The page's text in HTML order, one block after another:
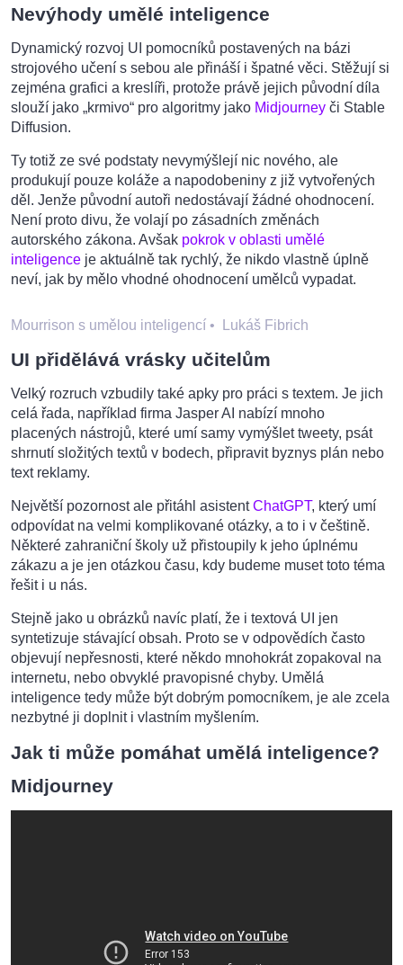
Nevýhody umělé inteligence
Dynamický rozvoj UI pomocníků postavených na bázi
strojového učení s sebou ale přináší i špatné věci. Stěžují si
zejména grafici a kreslíři, protože právě jejich původní díla
slouží jako „krmivo“ pro algoritmy jako Midjourney či Stable
Diffusion.
Ty totiž ze své podstaty nevymýšlejí nic nového, ale
produkují pouze koláže a napodobeniny z již vytvořených
děl. Jenže původní autoři nedostávají žádné ohodnocení.
Není proto divu, že volají po zásadních změnách
autorského zákona. Avšak pokrok v oblasti umělé
inteligence je aktuálně tak rychlý, že nikdo vlastně úplně
neví, jak by mělo vhodné ohodnocení umělců vypadat.
Mourrison s umělou inteligencí • Lukáš Fibrich
UI přidělává vrásky učitelům
Velký rozruch vzbudily také apky pro práci s textem. Je jich
celá řada, například firma Jasper AI nabízí mnoho
placených nástrojů, které umí samy vymýšlet tweety, psát
shrnutí složitých textů v bodech, připravit byznys plán nebo
text reklamy.
Největší pozornost ale přitáhl asistentChatGPT, který umí
odpovídat na velmi komplikované otázky, a to i v češtině.
Některé zahraniční školy už přistoupily k jeho úplnému
zákazu a je jen otázkou času, kdy budeme muset toto téma
řešit i u nás.
Stejně jako u obrázků navíc platí, že i textová UI jen
syntetizuje stávající obsah. Proto se v odpovědích často
objevují nepřesnosti, které někdo mnohokrát zopakoval na
internetu, nebo obvyklé pravopisné chyby. Umělá
inteligence tedy může být dobrým pomocníkem, je ale zcela
nezbytné ji doplnit i vlastním myšlením.
Jak ti může pomáhat umělá inteligence?
Midjourney